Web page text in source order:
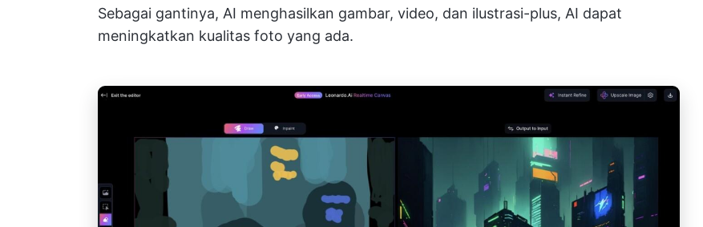
Sebagai gantinya, AI menghasilkan gambar, video, dan ilustrasi-plus, AI dapat
meningkatkan kualitas foto yang ada.